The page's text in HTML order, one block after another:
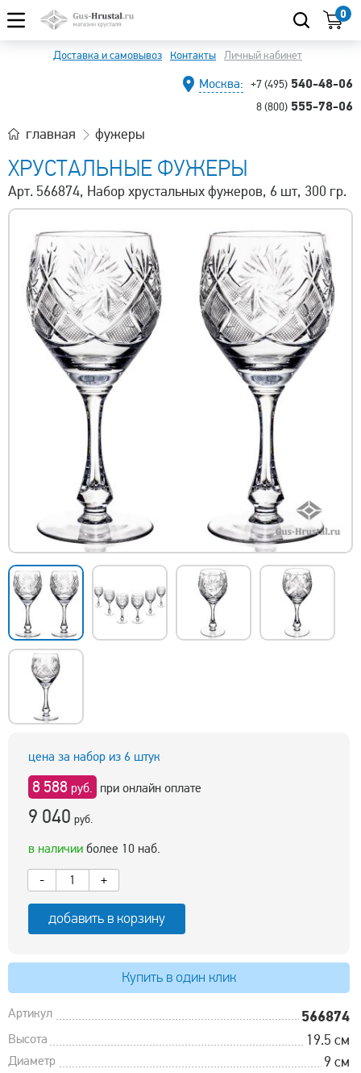
0
Доставка и самовывоз Контакты Личный кабинет
Москва: +7 (495) 540-48-06
8 (800) 555-78-06
главная фужеры
ХРУСТАЛЬНЫЕ ФУЖЕРЫ
Арт. 566874, Набор хрустальных фужеров, 6 шт, 300 гр.
цена за набор из 6 штук
8 588 руб. при онлайн оплате
9 040 руб.
в наличии более 10 наб.
-
+
добавить в корзину
Купить в один клик
Артикул 566874
Высота 19.5 см
Диаметр 9 см